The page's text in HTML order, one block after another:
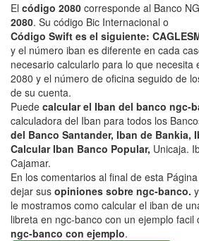
El código 2080 corresponde al Banco
2080. Su código Bic Internacional o
Código Swift es el siguiente:
y el número iban es diferente en cada
necesario calcularlo para lo que necesita
2080 y el número de oficina seguido de
de su cuenta.
Puede calcular el Iban del banco ngc-
calculadora del Iban para todos los
del Banco Santander, Iban de Bankia,
Calcular Iban Banco Popular, Unicaja.
Cajamar.
En los comentarios al final de esta
dejar sus opiniones sobre ngc-banco.
le mostramos como calcular el iban de
libreta en ngc-banco con un ejemplo facil
ngc-banco con ejemplo.